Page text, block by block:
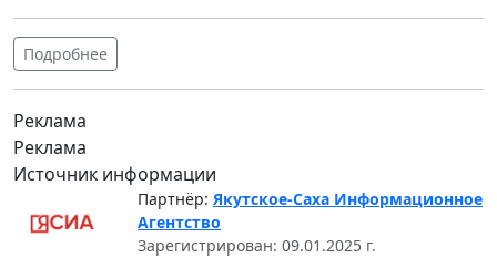
Подробнее
Реклама
Реклама
Источник информации
Партнёр: Якутское-Саха Информационное
Агентство
Зарегистрирован: 09.01.2025 г.